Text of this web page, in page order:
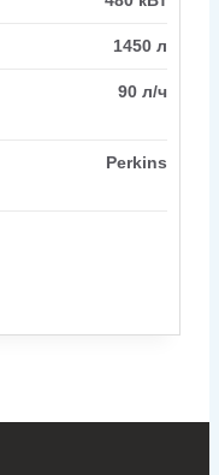
1450 л
90 л/ч
Perkins